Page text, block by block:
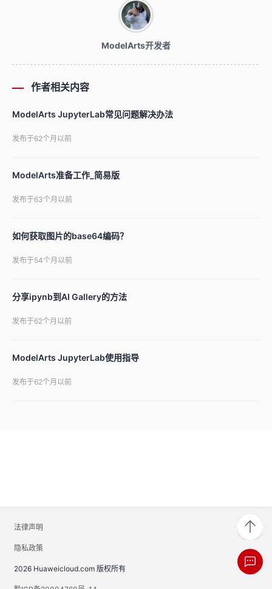
ModelArts开发者
作者相关内容
ModelArts JupyterLab常见问题解决办法
发布于62个月以前
ModelArts准备工作_简易版
发布于63个月以前
如何获取图片的base64编码？
发布于54个月以前
分享ipynb到AI Gallery的方法
发布于62个月以前
ModelArts JupyterLab使用指导
发布于62个月以前
法律声明
隐私政策
2026 Huaweicloud.com 版权所有